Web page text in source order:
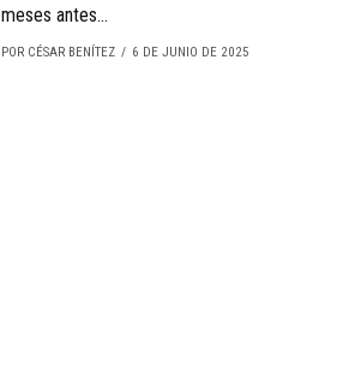
meses antes...
POR CÉSAR BENÍTEZ 6 DE JUNIO DE 2025